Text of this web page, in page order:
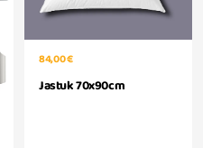
84,00 €
Jastuk 70x90cm